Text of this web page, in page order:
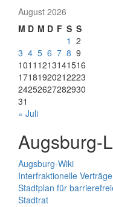
August 2026
M D M D F S S
1 2
3 4 5 6 7 8 9
1011 1213141516
17181920212223
24252627282930
31
« Juli
Augsburg-
Augsburg-Wiki
Interfraktionelle
Stadtplan für
Stadtrat